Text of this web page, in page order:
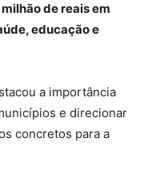
de reais em
educação e
a importância
e direcionar
concretos para a